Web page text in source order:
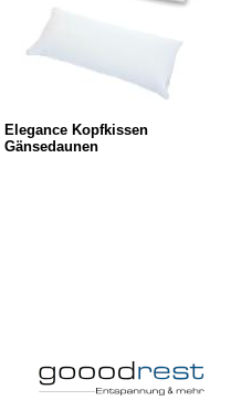
Elegance Kopfkissen
Gänsedaunen